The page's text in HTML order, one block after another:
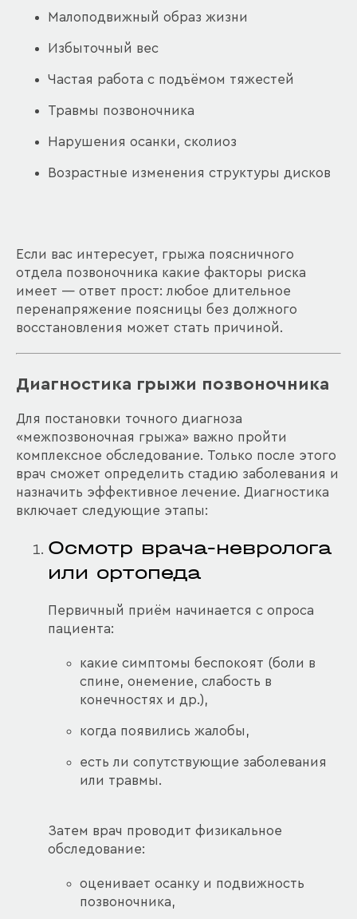
Малоподвижный образ жизни
Избыточный вес
Частая работа с подъёмом тяжестей
Травмы позвоночника
Нарушения осанки, сколиоз
Возрастные изменения структуры дисков
Если вас интересует, грыжа поясничного
отдела позвоночника какие факторы риска
имеет — ответ прост: любое длительное
перенапряжение поясницы без должного
восстановления может стать причиной.
Диагностика грыжи позвоночника
Для постановки точного диагноза
«межпозвоночная грыжа» важно пройти
комплексное обследование. Только после этого
врач сможет определить стадию заболевания и
назначить эффективное лечение. Диагностика
включает следующие этапы:
Осмотр врача-невролога
или ортопеда
Первичный приём начинается с опроса
пациента:
какие симптомы беспокоят (боли в
спине, онемение, слабость в
конечностях и др.),
когда появились жалобы,
есть ли сопутствующие заболевания
или травмы.
Затем врач проводит физикальное
обследование:
оценивает осанку и подвижность
позвоночника,